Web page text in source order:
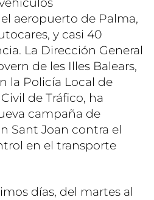
aeropuerto de Palma,
y casi 40
La Dirección General
de les Illes Balears,
la Policía Local de
de Tráfico, ha
campaña de
Sant Joan contra el
en el transporte
días, del martes al